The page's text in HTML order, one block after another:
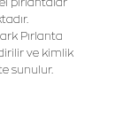
Pırlanta
ve kimlik
sunulur.